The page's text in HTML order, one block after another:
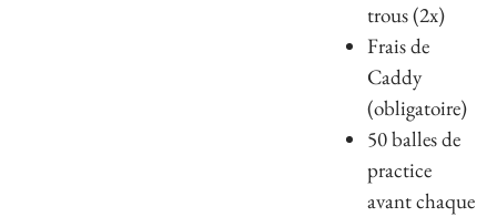
trous (2x)
Frais de
Caddy
(obligatoire)
50 balles de
practice
avant chaque